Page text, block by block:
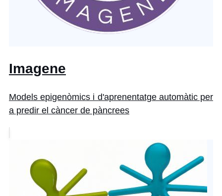
Imagene
Models epigenòmics i d'aprenentatge automàtic per
a predir el càncer de pàncrees